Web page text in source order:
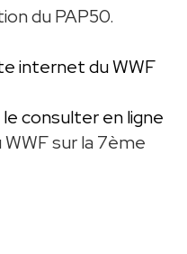
du PAP50.
internet du WWF
consulter en ligne
sur la 7ème